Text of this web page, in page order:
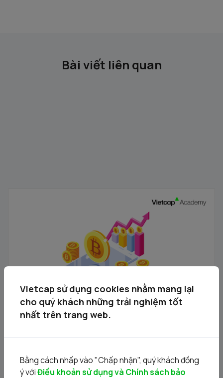
Bài viết liên quan
27/08/2025
Vietcap sử dụng cookies nhằm mang lại
cho quý khách những trải nghiệm tốt
nhất trên trang web.
Bằng cách nhấp vào "Chấp nhận", quý khách đồng
ý vớiĐiều khoản sử dụng và Chính sách bảo